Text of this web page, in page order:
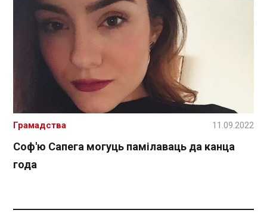
Соф'ю Сапега могуць памілаваць да канца
года
Грамадства 11.09.2022